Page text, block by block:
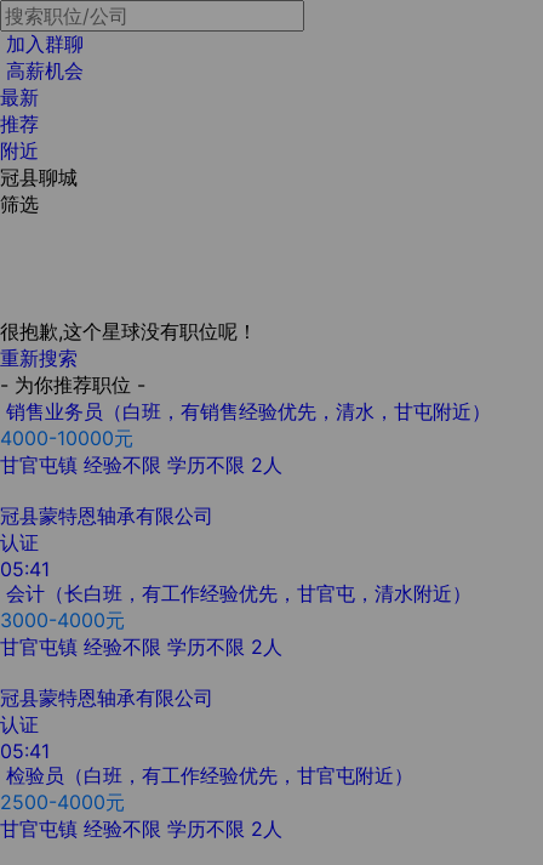
加入群聊
高薪机会
最新
推荐
附近
冠县聊城
筛选
很抱歉,这个星球没有职位呢！
重新搜索
- 为你推荐职位 -
销售业务员（白班，有销售经验优先，清水，甘屯附近）
4000-10000元
甘官屯镇 经验不限 学历不限 2人
冠县蒙特恩轴承有限公司
认证
05:41
会计（长白班，有工作经验优先，甘官屯，清水附近）
3000-4000元
甘官屯镇 经验不限 学历不限 2人
冠县蒙特恩轴承有限公司
认证
05:41
检验员（白班，有工作经验优先，甘官屯附近）
2500-4000元
甘官屯镇 经验不限 学历不限 2人